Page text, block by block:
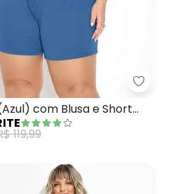
(Marinho e Caramelo) Plus
com Blusa e Short
119,99